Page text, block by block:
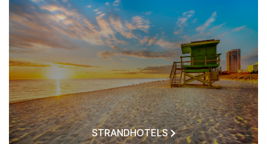
STRANDHOTELS